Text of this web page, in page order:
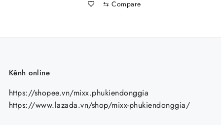
⇆ Compare
Kênh online
https://shopee.vn/mixx.phukiendonggia
https://www.lazada.vn/shop/mixx-phukiendonggia/